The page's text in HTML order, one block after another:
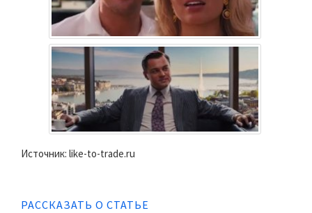
Источник: like-to-trade.ru
РАССКАЗАТЬ О СТАТЬЕ